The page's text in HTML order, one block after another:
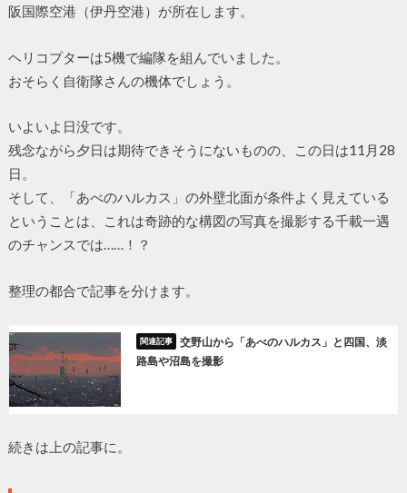
阪国際空港（伊丹空港）が所在します。
ヘリコプターは5機で編隊を組んでいました。
おそらく自衛隊さんの機体でしょう。
いよいよ日没です。
残念ながら夕日は期待できそうにないものの、この日は11月28
日。
そして、「あべのハルカス」の外壁北面が条件よく見えている
ということは、これは奇跡的な構図の写真を撮影する千載一遇
のチャンスでは……！？
整理の都合で記事を分けます。
交野山から「あべのハルカス」と四国、淡
路島や沼島を撮影
続きは上の記事に。